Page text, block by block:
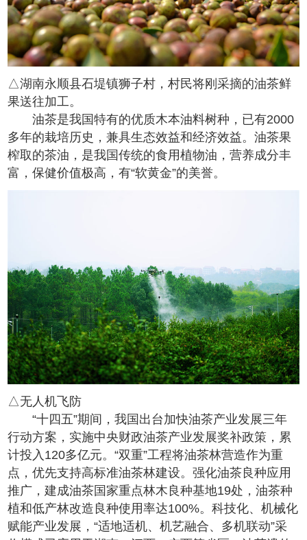
△湖南永顺县石堤镇狮子村，村民将刚采摘的油茶鲜
果送往加工。
油茶是我国特有的优质木本油料树种，已有2000
多年的栽培历史，兼具生态效益和经济效益。油茶果
榨取的茶油，是我国传统的食用植物油，营养成分丰
富，保健价值极高，有“软黄金”的美誉。
△无人机飞防
“十四五”期间，我国出台加快油茶产业发展三年
行动方案，实施中央财政油茶产业发展奖补政策，累
计投入120多亿元。“双重”工程将油茶林营造作为重
点，优先支持高标准油茶林建设。强化油茶良种应用
推广，建成油茶国家重点林木良种基地19处，油茶种
植和低产林改造良种使用率达100%。科技化、机械化
赋能产业发展，“适地适机、机艺融合、多机联动”采